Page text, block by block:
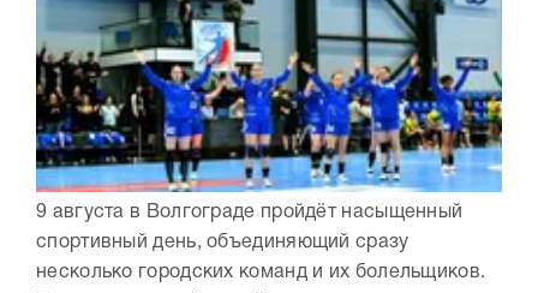
9 августа в Волгограде пройдёт насыщенный
спортивный день, объединяющий сразу
несколько городских команд и их болельщиков.